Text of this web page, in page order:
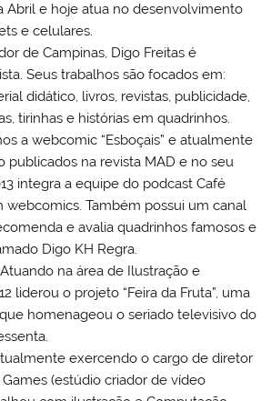
Abril e hoje atua no desenvolvimento
e celulares.
de Campinas, Digo Freitas é
Seus trabalhos são focados em:
didático, livros, revistas, publicidade,
tirinhas e histórias em quadrinhos.
a webcomic “Esboçais” e atualmente
publicados na revista MAD e no seu
integra a equipe do podcast Café
webcomics. Também possui um canal
e avalia quadrinhos famosos e
Digo KH Regra.
na área de Ilustração e
liderou o projeto “Feira da Fruta”, uma
homenageou o seriado televisivo do
exercendo o cargo de diretor
(estúdio criador de vídeo